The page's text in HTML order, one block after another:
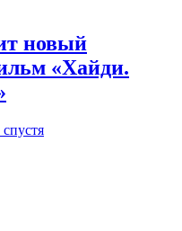
новый
«Хайди.